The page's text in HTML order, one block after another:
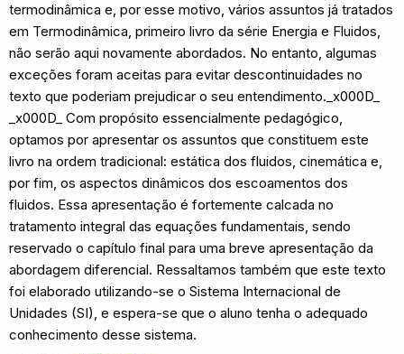
termodinâmica e, por esse motivo, vários assuntos já tratados
em Termodinâmica, primeiro livro da série Energia e Fluidos,
não serão aqui novamente abordados. No entanto, algumas
exceções foram aceitas para evitar descontinuidades no
texto que poderiam prejudicar o seu entendimento._x000D_
_x000D_ Com propósito essencialmente pedagógico,
optamos por apresentar os assuntos que constituem este
livro na ordem tradicional: estática dos fluidos, cinemática e,
por fim, os aspectos dinâmicos dos escoamentos dos
fluidos. Essa apresentação é fortemente calcada no
tratamento integral das equações fundamentais, sendo
reservado o capítulo final para uma breve apresentação da
abordagem diferencial. Ressaltamos também que este texto
foi elaborado utilizando-se o Sistema Internacional de
Unidades (SI), e espera-se que o aluno tenha o adequado
conhecimento desse sistema.